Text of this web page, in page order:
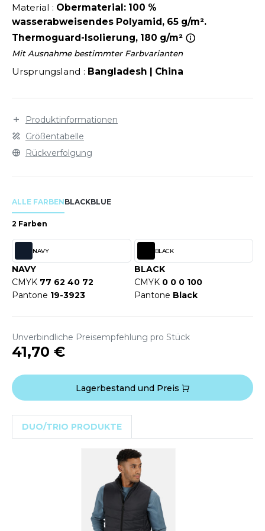
HIVIZ
UND JACKEN
ROW
OF THE LOOM
OF THE LOOM VINTAGE
- BLANKS
T'S
Material : Obermaterial: 100 %
wasserabweisendes Polyamid, 65 g/m².
Thermoguard-Isolierung, 180 g/m²
Mit Ausnahme bestimmter Farbvarianten
Ursprungsland : Bangladesh | China
Produktinformationen
Größentabelle
Rückverfolgung
ALLE FARBENBLACKBLUE
2 Farben
NAVY
NAVY
CMYK 77 62 40 72
Pantone 19-3923
BLACK
BLACK
CMYK 0 0 0 100
Pantone Black
Unverbindliche Preisempfehlung pro Stück
41,70 €
Lagerbestand und Preis
DUO/TRIO PRODUKTE